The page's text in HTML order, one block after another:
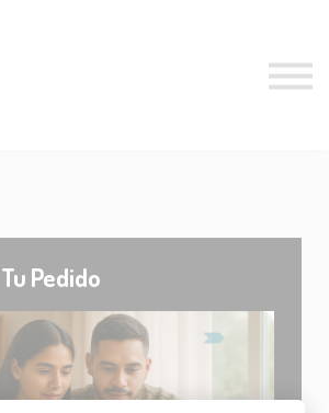
PASTORAL
Pedido